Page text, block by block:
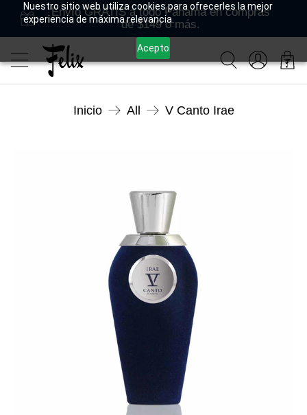
Nuestro sitio web utiliza cookies para ofrecerles la mejor
experiencia de máxima relevancia.
Acepto
Envío GRATIS a todo Panamá en compras
de $149 o más.
Inicio All V Canto Irae